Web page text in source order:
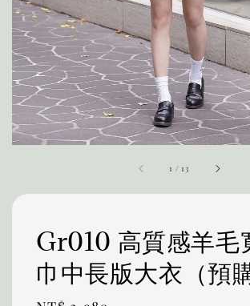
1 /13
Gr010 高質感羊毛
巾中長版大衣（預購